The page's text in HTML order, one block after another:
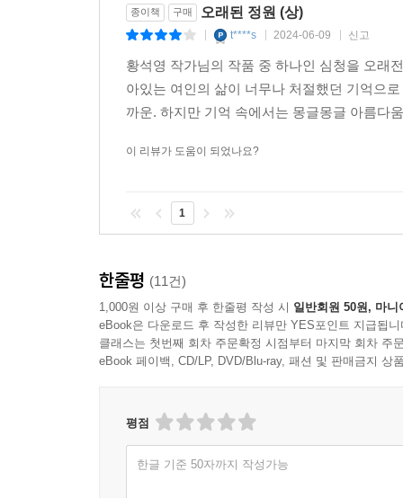
황석영: 처음에 나와서는 그냥 '문예의 동산에
지금까지도 동시대의 여러 사람들이 고통을 받고
났습니다. 요즈음 한국소설은 일종의 '현실방기'
것을 다루면 '천박하고 비예술적'이라는 생각까
현실의 한복판에 서있습니다. 지난 몇년 동안 대
문학과 영상은 일심동체입니다. 지금도 우리는
생각하고 있습니다. 모든 문화의 기초는 역시 아
그리고 앞으로도 환영할 작정입니다.
종이책 구매 오래된 정원 (상)
t****s 2024-06-09 신고
황석영 작가님의 작품 중 하나인 심청을 오래
아있는 여인의 삶이 너무나 처절했던 기억으
까운. 하지만 기억 속에서는 몽글몽글 아름다
이 리뷰가 도움이 되었나요?
1
한줄평 (11건)
1,000원 이상 구매 후 한줄평 작성 시 일반회원 50원, 마니
eBook은 다운로드 후 작성한 리뷰만 YES포인트 지급됩니
클래스는 첫번째 회차 주문확정 시점부터 마지막 회차 주
eBook 페이백, CD/LP, DVD/Blu-ray, 패션 및 판매금지 상
평점
한글 기준 50자까지 작성가능